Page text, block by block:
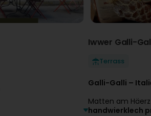
Iwwer Galli-
Terrass
Galli-Galli –
Matten am
handwierklech